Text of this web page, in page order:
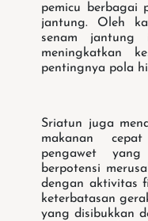
pemicu berbagai
jantung. Oleh
senam jantung
meningkatkan
pentingnya pola
Sriatun juga
makanan
pengawet
berpotensi
dengan aktivitas
keterbatasan
yang disibukkan